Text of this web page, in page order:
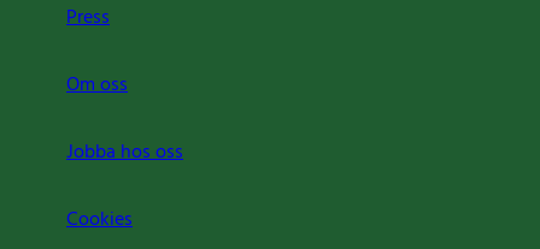
Press
Om oss
Jobba hos oss
Cookies